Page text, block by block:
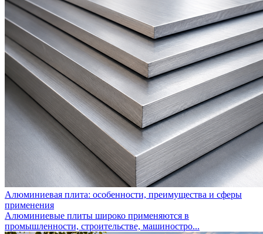
Алюминиевая плита: особенности, преимущества и сферы
применения
Алюминиевые плиты широко применяются в
промышленности, строительстве, машиностро...